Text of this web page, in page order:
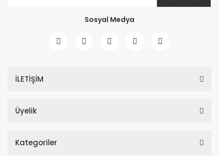
Sosyal Medya
İLETİŞİM
Üyelik
Kategoriler